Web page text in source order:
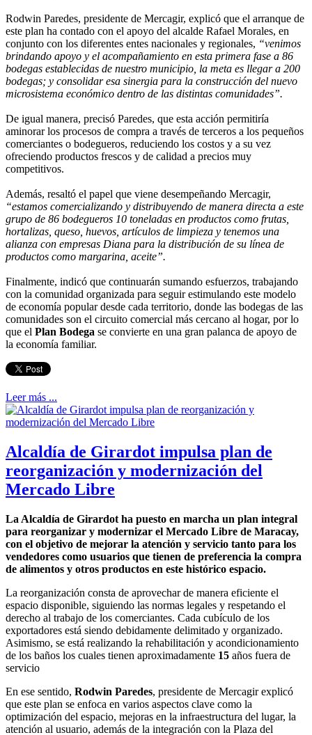
Rodwin Paredes, presidente de Mercagir, explicó que el arranque de
este plan ha contado con el apoyo del alcalde Rafael Morales, en
conjunto con los diferentes entes nacionales y regionales, “venimos
brindando apoyo y el acompañamiento en esta primera fase a 86
bodegas establecidas de nuestro municipio, la meta es llegar a 200
bodegas; y consolidar esa sinergia para la construcción del nuevo
microsistema económico dentro de las distintas comunidades”.
De igual manera, precisó Paredes, que esta acción permitiría
aminorar los procesos de compra a través de terceros a los pequeños
comerciantes o bodegueros, reduciendo los costos y a su vez
ofreciendo productos frescos y de calidad a precios muy
competitivos.
Además, resaltó el papel que viene desempeñando Mercagir,
“estamos comercializando y distribuyendo de manera directa a este
grupo de 86 bodegueros 10 toneladas en productos como frutas,
hortalizas, queso, huevos, artículos de limpieza y tenemos una
alianza con empresas Diana para la distribución de su línea de
productos como margarina, aceite”.
Finalmente, indicó que continuarán sumando esfuerzos, trabajando
con la comunidad organizada para seguir estimulando este modelo
de economía popular desde cada territorio, donde las bodegas de las
comunidades son el circuito comercial más cercano al hogar, por lo
que el Plan Bodega se convierte en una gran palanca de apoyo de
la economía familiar.
Leer más ...
Alcaldía de Girardot impulsa plan de
reorganización y modernización del
Mercado Libre
La Alcaldía de Girardot ha puesto en marcha un plan integral
para reorganizar y modernizar el Mercado Libre de Maracay,
con el objetivo de mejorar la atención y servicio tanto para los
vendedores como usuarios que tienen de preferencia la compra
de alimentos y otros productos en este histórico espacio.
La reorganización consta de aprovechar de manera eficiente el
espacio disponible, siguiendo las normas legales y respetando el
derecho al trabajo de los comerciantes. Cada cubículo de los
exportadores está siendo debidamente delimitado y organizado.
Asimismo, se está realizando la rehabilitación y acondicionamiento
de los baños los cuales tienen aproximadamente 15 años fuera de
servicio
En ese sentido, Rodwin Paredes, presidente de Mercagir explicó
que este plan se enfoca en varios aspectos clave como la
optimización del espacio, mejoras en la infraestructura del lugar, la
atención al usuario, además de la integración con la Plaza del